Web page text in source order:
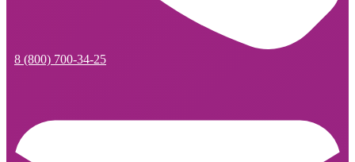
8 (800) 700-34-25